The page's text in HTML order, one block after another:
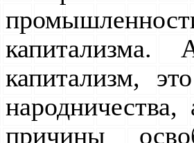
капитализма.
капитализм,
причины